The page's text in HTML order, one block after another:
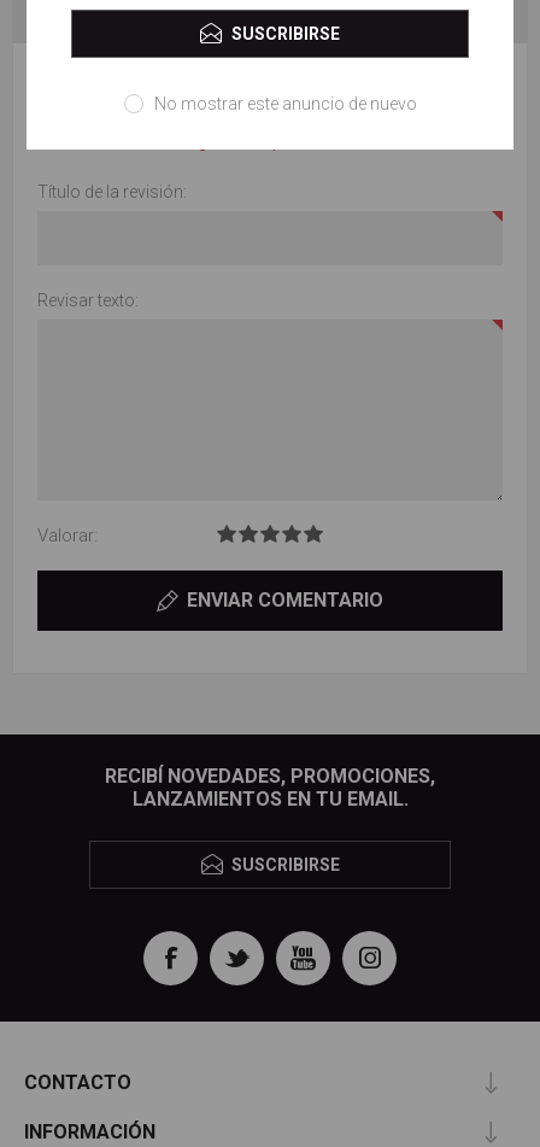
CONTACTENOS
Título de la revisión:
Revisar texto:
Valorar:
ENVIAR COMENTARIO
RECIBÍ NOVEDADES, PROMOCIONES,
LANZAMIENTOS EN TU EMAIL.
SUSCRIBIRSE
CONTACTO
INFORMACIÓN
SUSCRIBIRSE
No mostrar este anuncio de nuevo